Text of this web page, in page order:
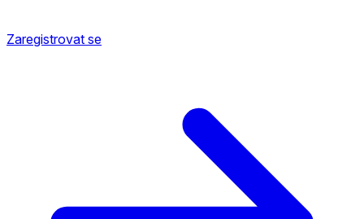
Zaregistrovat se